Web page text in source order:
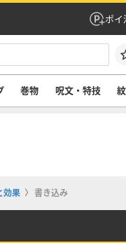
ポイ
巻物 呪文・特技
効果 書き込み